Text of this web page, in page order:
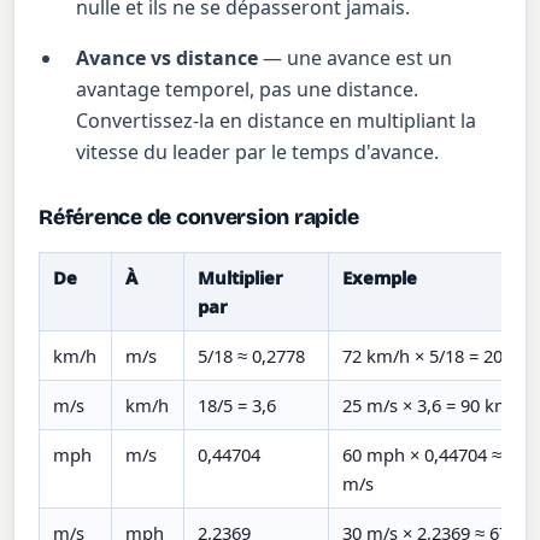
nulle et ils ne se dépasseront jamais.
Avance vs distance— une avance est un
avantage temporel, pas une distance.
Convertissez-la en distance en multipliant la
vitesse du leader par le temps d'avance.
Référence de conversion rapide
De À
Multiplier
par
Exemple
km/h m/s 5/18 ≈ 0,2778 72 km/h × 5/18 = 20 m/s
m/s km/h 18/5 = 3,6 25 m/s × 3,6 = 90 km/h
mph m/s 0,44704
60 mph × 0,44704 ≈
m/s
m/s mph 2,2369 30 m/s × 2,2369 ≈ 67,1